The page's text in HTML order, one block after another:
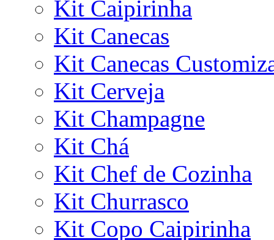
Kit Caipirinha
Kit Canecas
Kit Canecas
Kit Cerveja
Kit Champagne
Kit Chá
Kit Chef de Cozinha
Kit Churrasco
Kit Copo Caipirinha